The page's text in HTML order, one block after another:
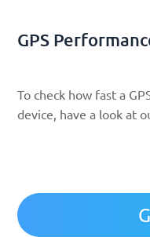
GPS
To check how fast a
device, have a look at